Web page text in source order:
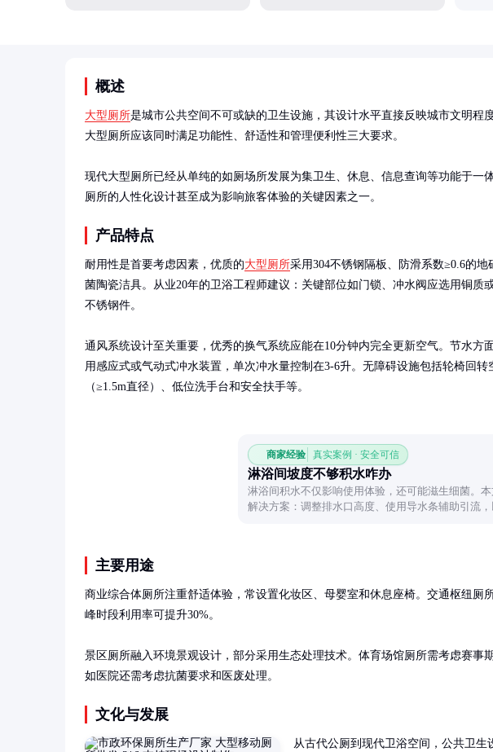
概述
大型厕所是城市公共空间不可或缺的卫生设施，其设计水平直接反映城市文明程
大型厕所应该同时满足功能性、舒适性和管理便利性三大要求。
现代大型厕所已经从单纯的如厕场所发展为集卫生、休息、信息查询等功能于一
厕所的人性化设计甚至成为影响旅客体验的关键因素之一。
产品特点
耐用性是首要考虑因素，优质的大型厕所采用304不锈钢隔板、防滑系数≥0.6的地
菌陶瓷洁具。从业20年的卫浴工程师建议：关键部位如门锁、冲水阀应选用铜质
不锈钢件。
通风系统设计至关重要，优秀的换气系统应能在10分钟内完全更新空气。节水方
用感应式或气动式冲水装置，单次冲水量控制在3-6升。无障碍设施包括轮椅回转
（≥1.5m直径）、低位洗手台和安全扶手等。
商家经验 真实案例 · 安全可信
淋浴间坡度不够积水咋办
淋浴间积水不仅影响使用体验，还可能滋生细菌。
解决方案：调整排水口高度、使用导水条辅助引流
主要用途
商业综合体厕所注重舒适体验，常设置化妆区、母婴室和休息座椅。交通枢纽厕
峰时段利用率可提升30%。
景区厕所融入环境景观设计，部分采用生态处理技术。体育场馆厕所需考虑赛事
如医院还需考虑抗菌要求和医废处理。
文化与发展
从古代公厕到现代卫浴空间，公共卫